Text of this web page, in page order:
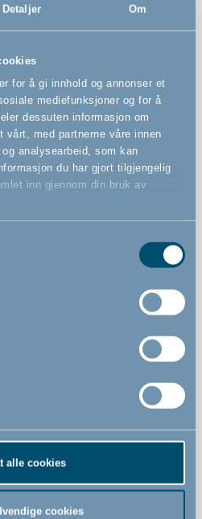
Detaljer Om
for å gi innhold og annonser et
mediefunksjoner og for å
dessuten informasjon om
vårt, med partnerne våre innen
analysearbeid, som kan
du har gjort tilgjengelig
inn gjennom din bruk av
alle cookies
cookies
61 cm